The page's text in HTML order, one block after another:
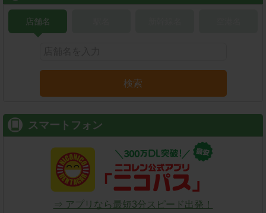
店舗名
検索
スマートフォン
⇒ アプリなら最短3分スピード出発！